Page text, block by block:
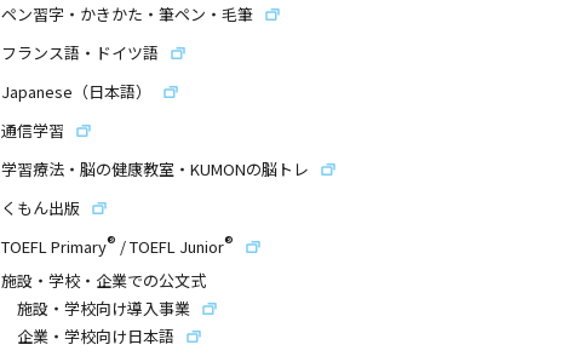
ペン習字・かきかた・筆ペン・毛筆
フランス語・ドイツ語
Japanese（日本語）
通信学習
学習療法・脳の健康教室・KUMONの脳トレ
くもん出版
TOEFL Primary® /TOEFL Junior®
施設・学校・企業での公文式
施設・学校向け導入事業
企業・学校向け日本語